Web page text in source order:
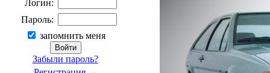
Логин:
Пароль:
запомнить меня
Забыли пароль?